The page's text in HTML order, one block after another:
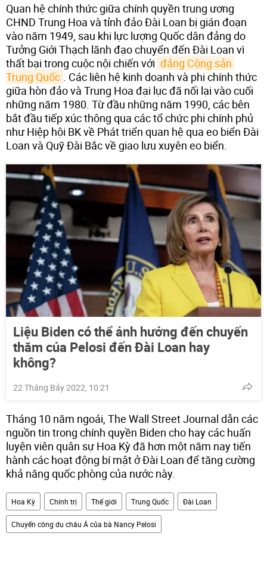
Quan hệ chính thức giữa chính quyền trung ương
CHND Trung Hoa và tỉnh đảo Đài Loan bị gián đoạn
vào năm 1949, sau khi lực lượng Quốc dân đảng do
Tưởng Giới Thạch lãnh đạo chuyển đến Đài Loan vì
thất bại trong cuộc nội chiến với đảng Cộng sản
Trung Quốc
. Các liên hệ kinh doanh và phi chính thức
giữa hòn đảo và Trung Hoa đại lục đã nối lại vào cuối
những năm 1980. Từ đầu những năm 1990, các bên
bắt đầu tiếp xúc thông qua các tổ chức phi chính phủ
như Hiệp hội BK về Phát triển quan hệ qua eo biển Đài
Loan và Quỹ Đài Bắc về giao lưu xuyên eo biển.
Liệu Biden có thể ảnh hưởng đến chuyến
thăm của Pelosi đến Đài Loan hay
không?
22 Tháng Bảy 2022, 10:21
Tháng 10 năm ngoái, The Wall Street Journal dẫn các
nguồn tin trong chính quyền Biden cho hay các huấn
luyện viên quân sự Hoa Kỳ đã hơn một năm nay tiến
hành các hoạt động bí mật ở Đài Loan để tăng cường
khả năng quốc phòng của nước này.
Hoa Kỳ Chính trị Thế giới Trung Quốc Đài Loan
Chuyến công du châu Á của bà Nancy Pelosi